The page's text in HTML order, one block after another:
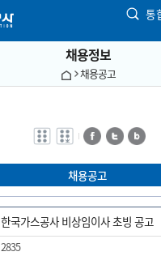
통
채용정보
채용공고
전자점자
바로보기
전자점자
다운로드
페이스북트위터블로그
채용공고
한국가스공사 비상임이사 초빙 공고
2835